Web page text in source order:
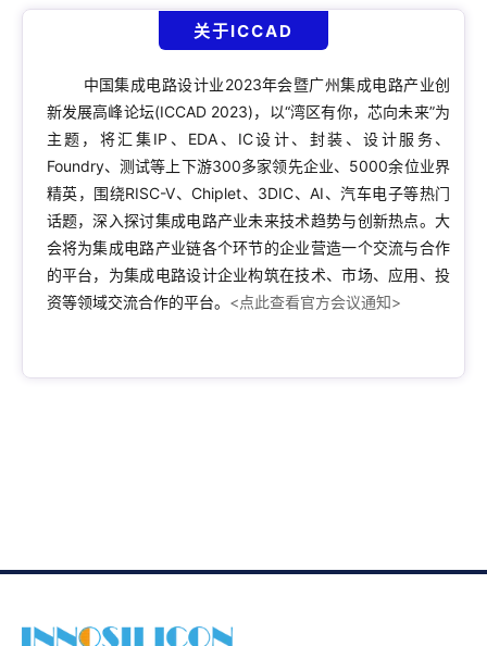
关于ICCAD
中国集成电路设计业2023年会暨广州集成电路产业创
新发展高峰论坛(ICCAD 2023)，以“湾区有你，芯向未来”为
主题，将汇集IP、EDA、IC设计、封装、设计服务、
Foundry、测试等上下游300多家领先企业、5000余位业界
精英，围绕RISC-V、Chiplet、3DIC、AI、汽车电子等热门
话题，深入探讨集成电路产业未来技术趋势与创新热点。大
会将为集成电路产业链各个环节的企业营造一个交流与合作
的平台，为集成电路设计企业构筑在技术、市场、应用、投
资等领域交流合作的平台。 <点此查看官方会议通知>